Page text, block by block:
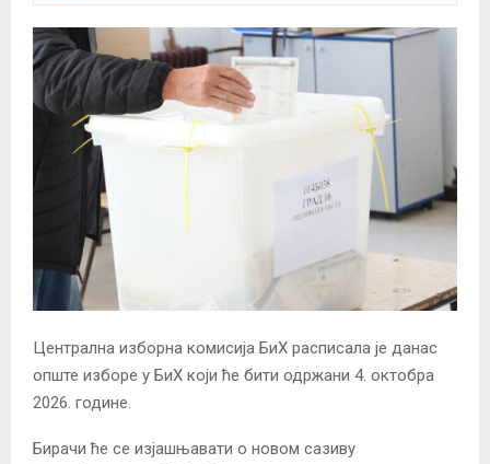
Централна изборна комисија БиХ расписала је данас
опште изборе у БиХ који ће бити одржани 4. октобра
2026. године.
Бирачи ће се изјашњавати о новом сазиву